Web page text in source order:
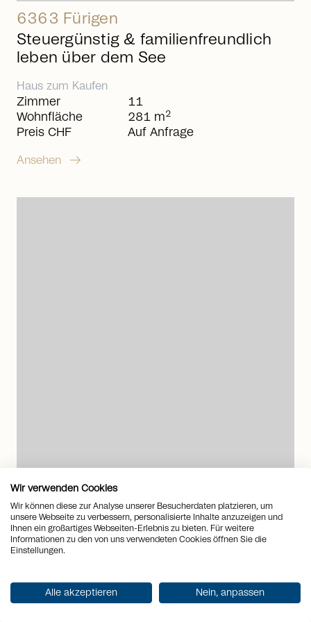
6363 Fürigen
Steuergünstig & familienfreundlich
leben über dem See
Haus zum Kaufen
Zimmer
Wohnfläche
Preis CHF
11
281 m2
Auf Anfrage
Ansehen arrow_right_alt
Stilvolles Anwesen in Sonvico
Wir verwenden Cookies
Wir können diese zur Analyse unserer Besucherdaten platzieren, um
unsere Webseite zu verbessern, personalisierte Inhalte anzuzeigen und
Ihnen ein großartiges Webseiten-Erlebnis zu bieten. Für weitere
Informationen zu den von uns verwendeten Cookies öffnen Sie die
Einstellungen.
Alle akzeptieren Nein, anpassen